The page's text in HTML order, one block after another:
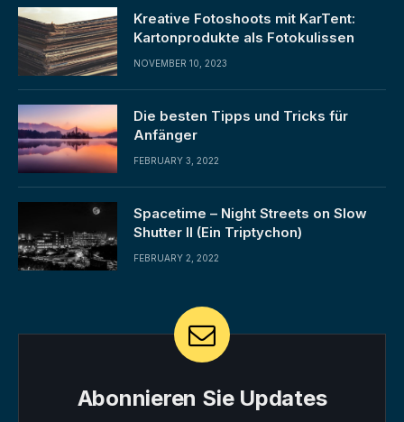
Kreative Fotoshoots mit KarTent:
Kartonprodukte als Fotokulissen
NOVEMBER 10, 2023
Die besten Tipps und Tricks für
Anfänger
FEBRUARY 3, 2022
Spacetime – Night Streets on Slow
Shutter II (Ein Triptychon)
FEBRUARY 2, 2022
Abonnieren Sie Updates